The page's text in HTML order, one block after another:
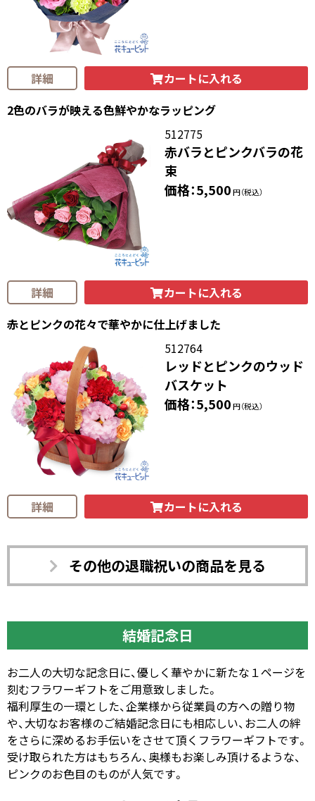
詳細
カートに入れる
2色のバラが映える色鮮やかなラッピング
512775
赤バラとピンクバラの花
束
価格：5,500円（税込）
詳細
カートに入れる
赤とピンクの花々で華やかに仕上げました
512764
レッドとピンクのウッド
バスケット
価格：5,500円（税込）
詳細 カートに入れる
その他の退職祝いの商品を見る
結婚記念日
お二人の大切な記念日に、優しく華やかに新たな１ページを
刻むフラワーギフトをご用意致しました。
福利厚生の一環とした、企業様から従業員の方への贈り物
や、大切なお客様のご結婚記念日にも相応しい、お二人の絆
をさらに深めるお手伝いをさせて頂くフラワーギフトです。
受け取られた方はもちろん、奥様もお楽しみ頂けるような、
ピンクのお色目のものが人気です。